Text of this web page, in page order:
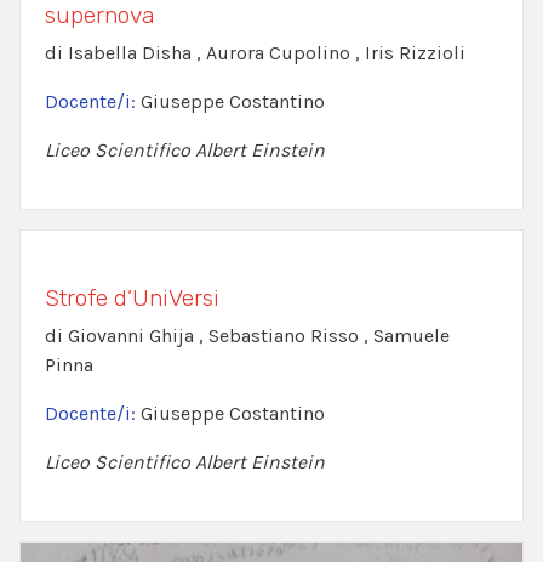
supernova
di Isabella Disha , Aurora Cupolino , Iris Rizzioli
Docente/i: Giuseppe Costantino
Liceo Scientifico Albert Einstein
Strofe d’UniVersi
di Giovanni Ghija , Sebastiano Risso , Samuele
Pinna
Docente/i: Giuseppe Costantino
Liceo Scientifico Albert Einstein